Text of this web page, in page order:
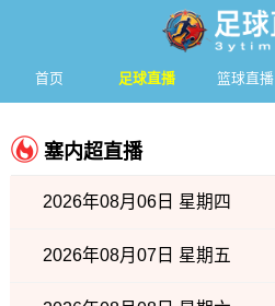
首页 足球直播 篮球直播
塞内超直播
2026年08月06日 星期四
2026年08月07日 星期五